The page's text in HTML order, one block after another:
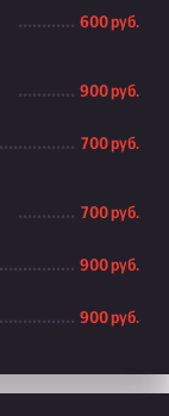
600 руб.
900 руб.
700 руб.
700 руб.
900 руб.
900 руб.